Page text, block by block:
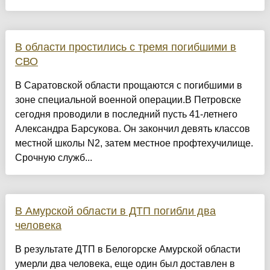
В области простились с тремя погибшими в
СВО
В Саратовской области прощаются с погибшими в
зоне специальной военной операции.В Петровске
сегодня проводили в последний пусть 41-летнего
Александра Барсукова. Он закончил девять классов
местной школы N2, затем местное профтехучилище.
Срочную служб...
В Амурской области в ДТП погибли два
человека
В результате ДТП в Белогорске Амурской области
умерли два человека, еще один был доставлен в